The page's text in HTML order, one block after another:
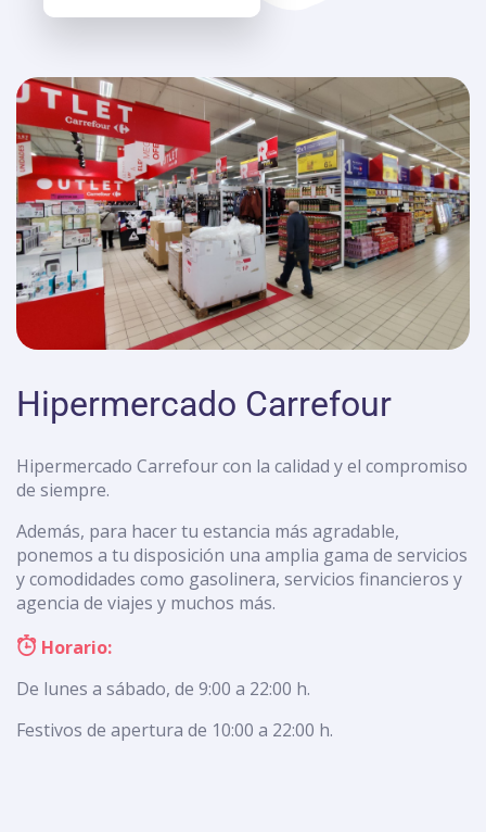
Hipermercado Carrefour
Hipermercado Carrefour con la calidad y el compromiso
de siempre.
Además, para hacer tu estancia más agradable,
ponemos a tu disposición una amplia gama de servicios
y comodidades como gasolinera, servicios financieros y
agencia de viajes y muchos más.
Horario:
De lunes a sábado, de 9:00 a 22:00 h.
Festivos de apertura de 10:00 a 22:00 h.